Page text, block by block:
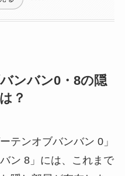
ンバン0・8の隠
？
テンオブバンバン 0」
ン 8」には、これまで